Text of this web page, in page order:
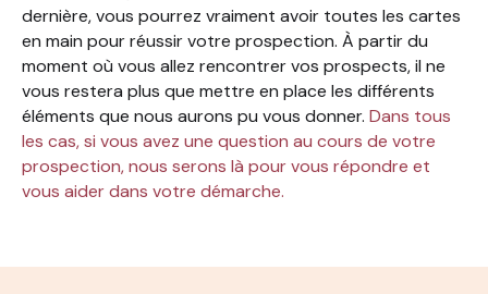
dernière, vous pourrez vraiment avoir toutes les cartes
en main pour réussir votre prospection. À partir du
moment où vous allez rencontrer vos prospects, il ne
vous restera plus que mettre en place les différents
éléments que nous aurons pu vous donner. Dans tous
les cas, si vous avez une question au cours de votre
prospection, nous serons là pour vous répondre et
vous aider dans votre démarche.